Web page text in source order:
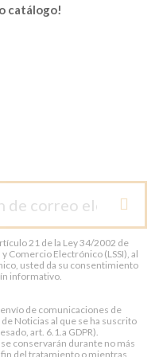
catálogo!
21 de la Ley 34/2002 de
Comercio Electrónico (LSSI), al
usted da su consentimiento
informativo.
envío de comunicaciones de
Noticias al que se ha suscrito
art. 6.1.a GDPR).
conservarán durante no más
del tratamiento o mientras